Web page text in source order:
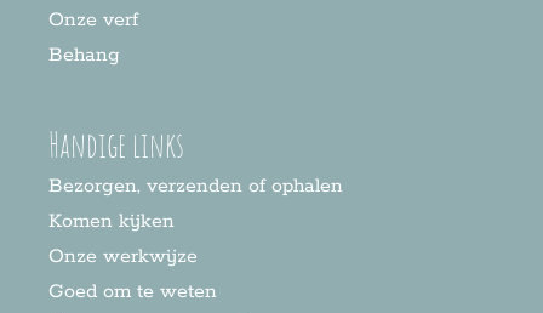
Onze verf
Behang
Handige links
Bezorgen, verzenden of ophalen
Komen kijken
Onze werkwijze
Goed om te weten